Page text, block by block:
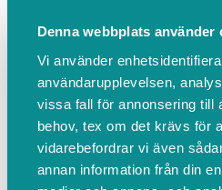
Denna webbplats använder
Vi använder
användarupplevelsen,
vissa fall för annonsering till
behov, tex om det krävs för
vidarebefordrar vi även
annan information från din
Gånstavägen 4,
+46705766189https://